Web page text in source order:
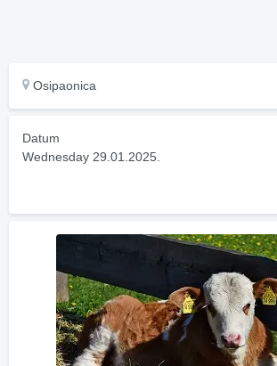
Osipaonica
Datum
Wednesday 29.01.2025.